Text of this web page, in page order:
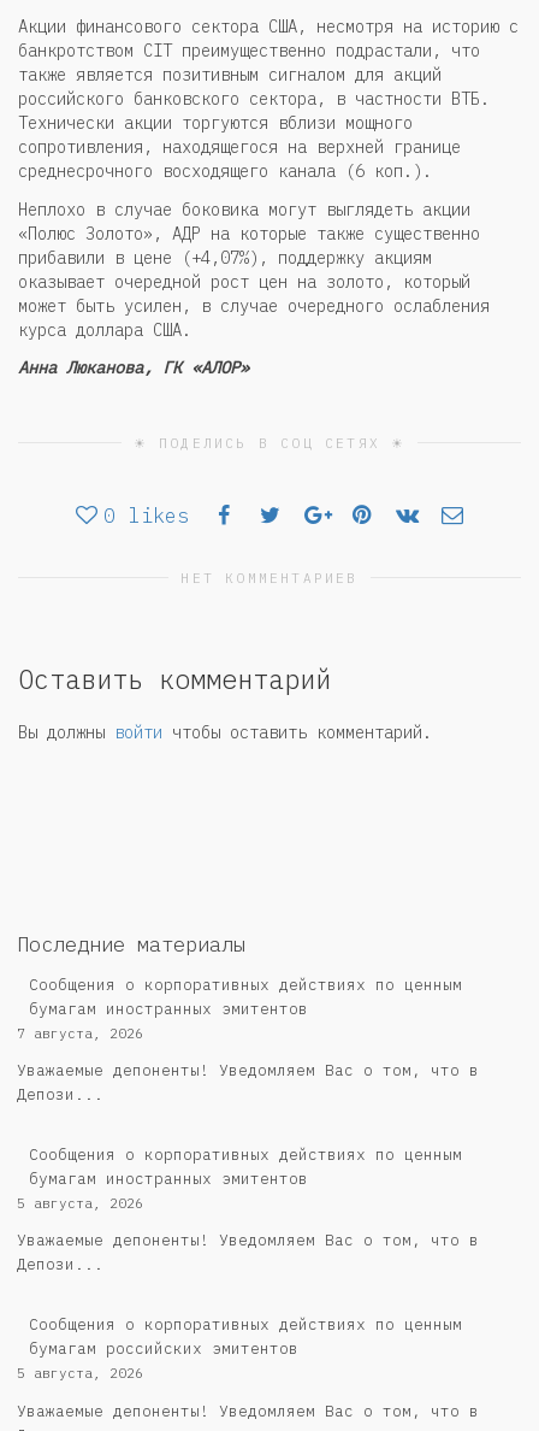
Акции финансового сектора США, несмотря на историю с
банкротством CIT преимущественно подрастали, что
также является позитивным сигналом для акций
российского банковского сектора, в частности ВТБ.
Технически акции торгуются вблизи мощного
сопротивления, находящегося на верхней границе
среднесрочного восходящего канала (6 коп.).
Неплохо в случае боковика могут выглядеть акции
«Полюс Золото», АДР на которые также существенно
прибавили в цене (+4,07%), поддержку акциям
оказывает очередной рост цен на золото, который
может быть усилен, в случае очередного ослабления
курса доллара США.
Анна Люканова, ГК «АЛОР»
☀ ПОДЕЛИСЬ В СОЦ СЕТЯХ ☀
0 likes
НЕТ КОММЕНТАРИЕВ
Оставить комментарий
Вы должны войти чтобы оставить комментарий.
Последние материалы
Сообщения о корпоративных действиях по ценным
бумагам иностранных эмитентов
7 августа, 2026
Уважаемые депоненты! Уведомляем Вас о том, что в
Депози...
Сообщения о корпоративных действиях по ценным
бумагам иностранных эмитентов
5 августа, 2026
Уважаемые депоненты! Уведомляем Вас о том, что в
Депози...
Cообщения о корпоративных действиях по ценным
бумагам российских эмитентов
5 августа, 2026
Уважаемые депоненты! Уведомляем Вас о том, что в